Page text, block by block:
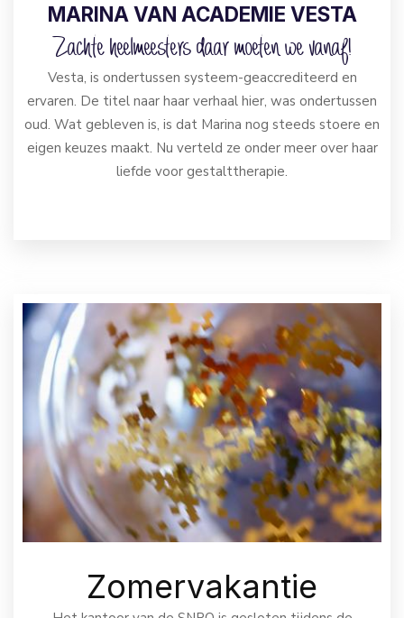
MARINA VAN ACADEMIE VESTA
Zachte heelmeesters daar moeten we vanaf!
Vesta, is ondertussen systeem-geaccrediteerd en
ervaren. De titel naar haar verhaal hier, was ondertussen
oud. Wat gebleven is, is dat Marina nog steeds stoere en
eigen keuzes maakt. Nu verteld ze onder meer over haar
liefde voor gestalttherapie.
Zomervakantie